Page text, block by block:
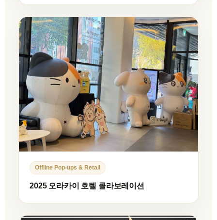
Offline Pop-ups & Retail
2025 오라카이 호텔 콜라보레이션